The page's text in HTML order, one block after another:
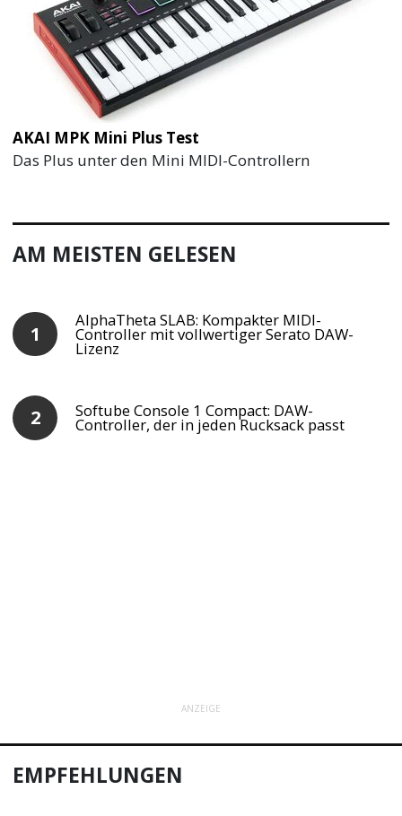
AKAI MPK Mini Plus Test
Das Plus unter den Mini MIDI-Controllern
AM MEISTEN GELESEN
AlphaTheta SLAB: Kompakter MIDI-
Controller mit vollwertiger Serato DAW-
Lizenz
Softube Console 1 Compact: DAW-
Controller, der in jeden Rucksack passt
ANZEIGE
EMPFEHLUNGEN